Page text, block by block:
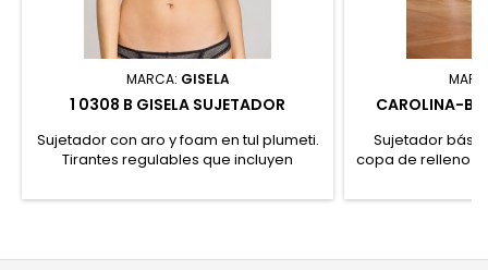
MARCA: GISELA
1 0308 B GISELA SUJETADOR
Sujetador con aro y foam en tul plumeti.
Tirantes regulables que incluyen
de encaje en escote y detalle de lazo y
Poliamida, 10% Elastano REF: 1/0308
CAROLINA-B
Sujetador
copa de relleno